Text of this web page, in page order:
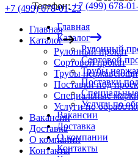
Телефон:+7 (499) 678-
Главная
Каталог
Рулонный
Сортовой
Трубы
Поставки
Услуги по
Вакансии
Доставка
О компании
Контакты
+7 (499) 678-01-23
Главная
Каталог
Рулонный прокат
Сортовой прокат
Трубы
Поставки под
Специальные
Услуги по
Вакансии
Доставка
О компании
Контакты